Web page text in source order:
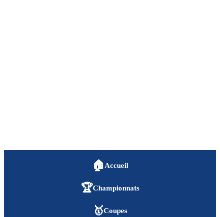
🏠 Accueil
🏆Championnats
🥇Coupes